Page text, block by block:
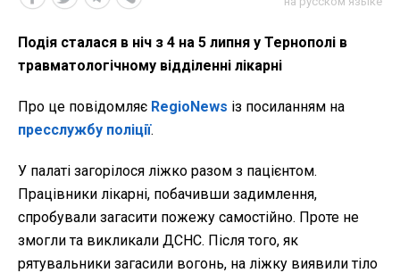
Подія сталася в ніч з 4 на 5 липня у Тернополі в
травматологічному відділенні лікарні
Про це повідомляє RegioNews із посиланням на
пресслужбу поліції.
У палаті загорілося ліжко разом з пацієнтом.
Працівники лікарні, побачивши задимлення,
спробували загасити пожежу самостійно. Проте не
змогли та викликали ДСНС. Після того, як
рятувальники загасили вогонь, на ліжку виявили тіло